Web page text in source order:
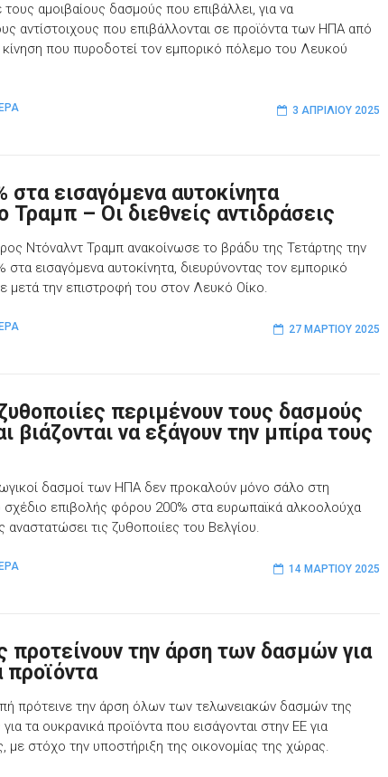
αμοιβαίους δασμούς που επιβάλλει, για να
αντίστοιχους που επιβάλλονται σε προϊόντα των ΗΠΑ από
που πυροδοτεί τον εμπορικό πόλεμο του Λευκού
3 ΑΠΡΙΛΊΟΥ 2025
στα εισαγόμενα αυτοκίνητα
Τραμπ – Οι διεθνείς αντιδράσεις
Ντόναλντ Τραμπ ανακοίνωσε το βράδυ της Τετάρτης την
εισαγόμενα αυτοκίνητα, διευρύνοντας τον εμπορικό
μετά την επιστροφή του στον Λευκό Οίκο.
27 ΜΑΡΤΊΟΥ 2025
περιμένουν τους δασμούς
βιάζονται να εξάγουν την μπίρα τους
δασμοί των ΗΠΑ δεν προκαλούν μόνο σάλο στη
σχέδιο επιβολής φόρου 200% στα ευρωπαϊκά αλκοολούχα
αναστατώσει τις ζυθοποιίες του Βελγίου.
14 ΜΑΡΤΊΟΥ 2025
προτείνουν την άρση των δασμών για
προϊόντα
πρότεινε την άρση όλων των τελωνειακών δασμών της
τα ουκρανικά προϊόντα που εισάγονται στην ΕΕ για
με στόχο την υποστήριξη της οικονομίας της χώρας.